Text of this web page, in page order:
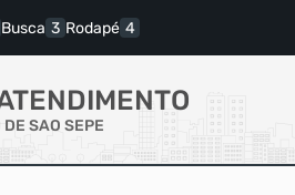
Busca Rodapé
SAO SEPE